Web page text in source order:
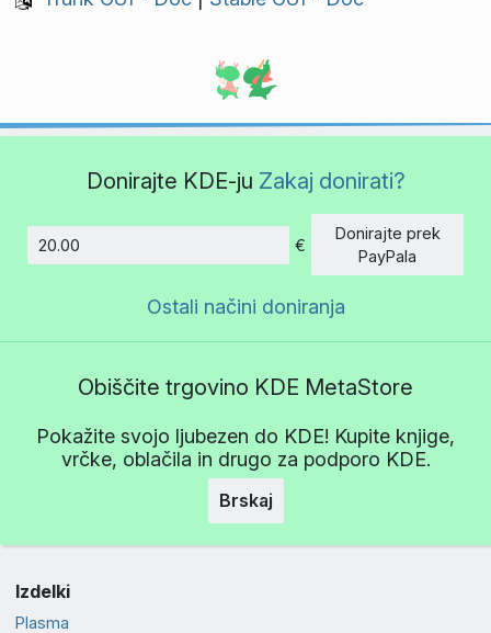
Donirajte KDE-ju Zakaj donirati?
Znesek
€
Donirajte prek
PayPala
Ostali načini doniranja
Obiščite trgovino KDE MetaStore
Pokažite svojo ljubezen do KDE! Kupite knjige,
vrčke, oblačila in drugo za podporo KDE.
Brskaj
Izdelki
Plasma